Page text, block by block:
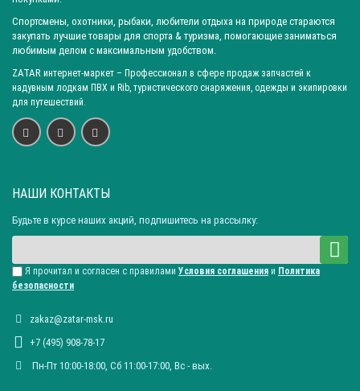
Город: Новосибирск
Город: Пермь
Город: Москва
Город: Красноярск
Город: Екатеринбург
Город: Нижний Новгород
Город: Воронеж
Город: Саратов
Спортсмены, охотники, рыбаки, любители отдыха на природе стараются
закупать лучшие товары для спорта & туризма, помогающие заниматься
любимым делом с максимальным удобством.
ZATAR интернет-маркет – Профессионал в сфере продаж запчастей к
надувным лодкам ПВХ и Rib, туристического снаряжения, одежды и экипировки
для путешествий.
НАШИ КОНТАКТЫ
Будьте в курсе наших акций, подпишитесь на рассылку:
Я прочитал и согласен с правилами Условия соглашения и Политика
безопасности
zakaz@zatar-msk.ru
+7 (495) 908-78-17
Пн-Пт 10:00-18:00, Сб 11:00-17:00, Вc - вых.